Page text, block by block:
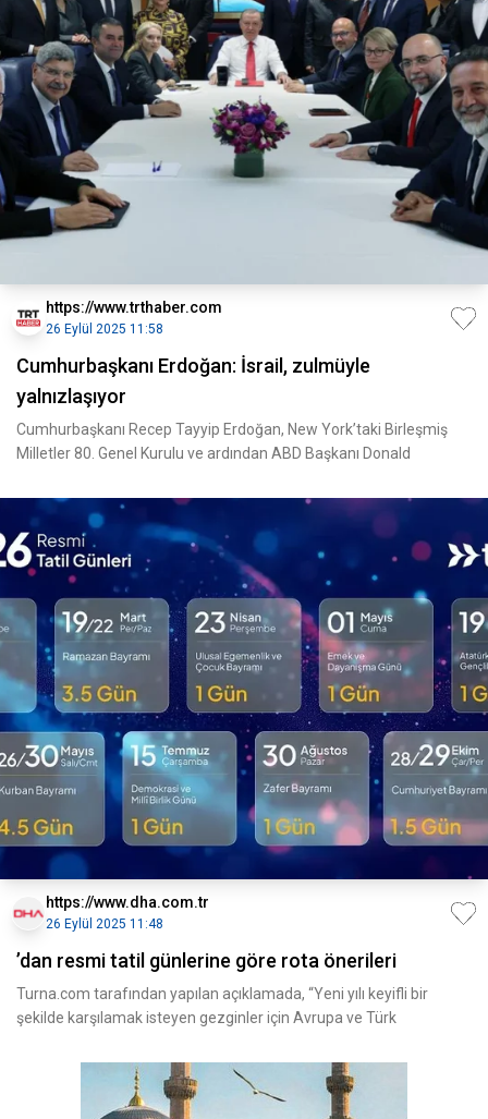
https://www.trthaber.com
26 Eylül 2025 11:58
Cumhurbaşkanı Erdoğan: İsrail, zulmüyle
yalnızlaşıyor
Cumhurbaşkanı Recep Tayyip Erdoğan, New York’taki Birleşmiş
Milletler 80. Genel Kurulu ve ardından ABD Başkanı Donald
https://www.dha.com.tr
26 Eylül 2025 11:48
’dan resmi tatil günlerine göre rota önerileri
Turna.com tarafından yapılan açıklamada, “Yeni yılı keyifli bir
şekilde karşılamak isteyen gezginler için Avrupa ve Türk